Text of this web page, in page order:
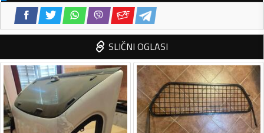
SLIČNI OGLASI